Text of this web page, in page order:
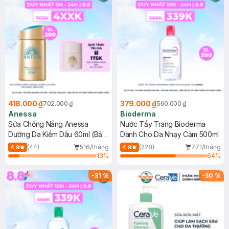
418.000 ₫702.000 ₫
Anessa
Sữa Chống Nắng Anessa
Dưỡng Da Kiềm Dầu 60ml (Bản
Mới)
4.9 (44)
516/tháng
13%
379.000 ₫560.000 ₫
Bioderma
Nước Tẩy Trang Bioderma
Dành Cho Da Nhạy Cảm 500ml
4.9 (228)
771/tháng
64%
-31% -30 %